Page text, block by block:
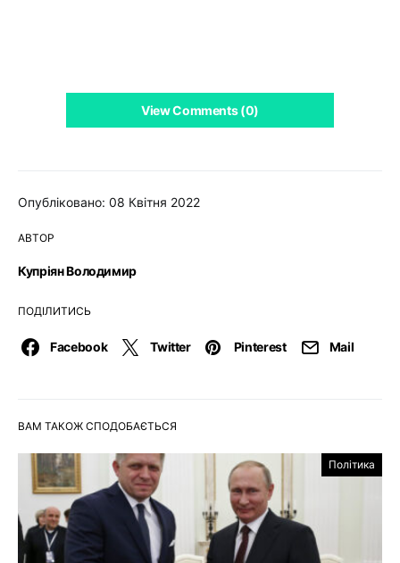
Опубліковано: 08 Квітня 2022
АВТОР
Купріян Володимир
ПОДІЛИТИСЬ
Facebook Twitter Pinterest Mail
View Comments (0)
ВАМ ТАКОЖ СПОДОБАЄТЬСЯ
Політика